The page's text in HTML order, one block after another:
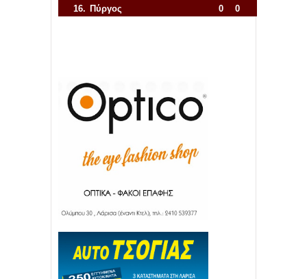
16. Πύργος 0
0